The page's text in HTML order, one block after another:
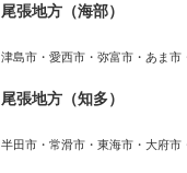
尾張地方（海部）
津島市・愛西市・弥富市・あま市
尾張地方（知多）
半田市・常滑市・東海市・大府